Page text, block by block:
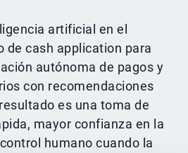
artificial en el
de cash application para
autónoma de pagos y
con recomendaciones
es una toma de
mayor confianza en la
humano cuando la